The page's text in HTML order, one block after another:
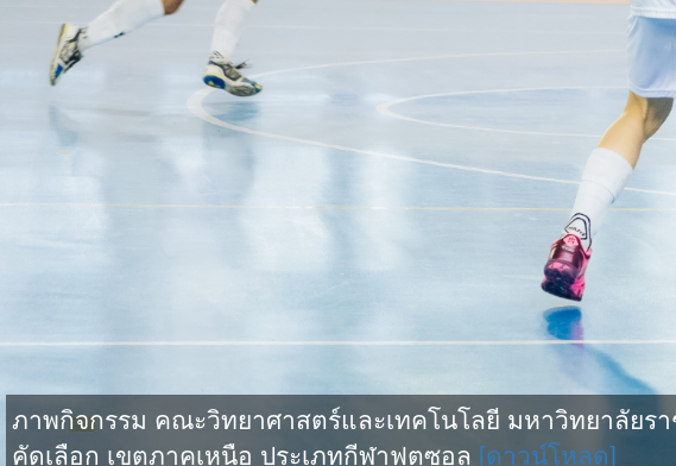
ภาพกิจกรรม คณะวิทยาศาสตร์และเทคโนโลยี มหาวิทยาลัยร
คัดเลือก เขตภาคเหนือ ประเภทกีฬาฟุตซอล [ดาวน์โหลด]